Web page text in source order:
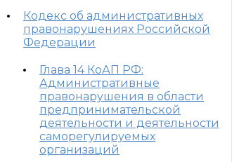
Кодекс об административных
правонарушениях Российской
Федерации
Глава 14 КоАП РФ:
Административные
правонарушения в области
предпринимательской
деятельности и деятельности
саморегулируемых
организаций